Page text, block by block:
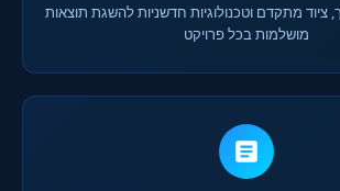
ציוד מתקדם וטכנולוגיות חדשניות להשגת תוצאות
מושלמות בכל פרויקט